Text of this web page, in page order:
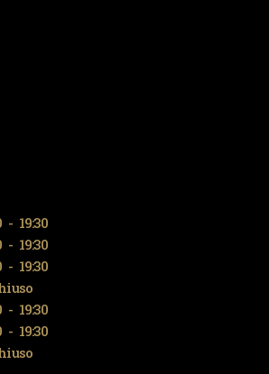
- 19:30
- 19:30
- 19:30
- 19:30
- 19:30